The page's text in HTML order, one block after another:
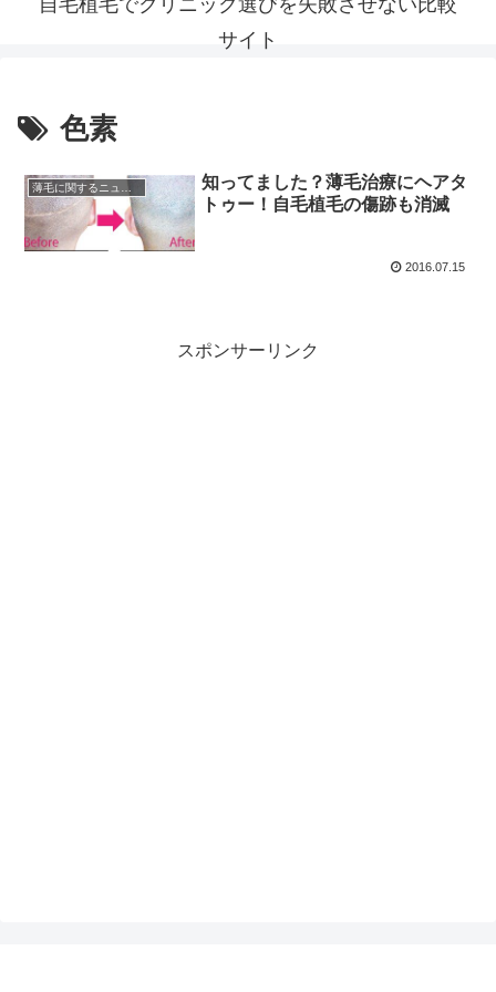
自毛植毛でクリニック選びを失敗させない比較
サイト
色素
知ってました？薄毛治療にヘアタ
トゥー！自毛植毛の傷跡も消滅
2016.07.15
スポンサーリンク